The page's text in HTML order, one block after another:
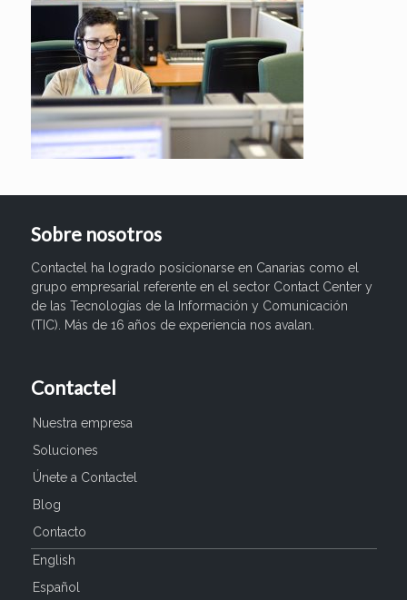
Sobre nosotros
Contactel ha logrado posicionarse en Canarias como el
grupo empresarial referente en el sector Contact Center y
de las Tecnologías de la Información y Comunicación
(TIC). Más de 16 años de experiencia nos avalan.
Contactel
Nuestra empresa
Soluciones
Únete a Contactel
Blog
Contacto
English
Español